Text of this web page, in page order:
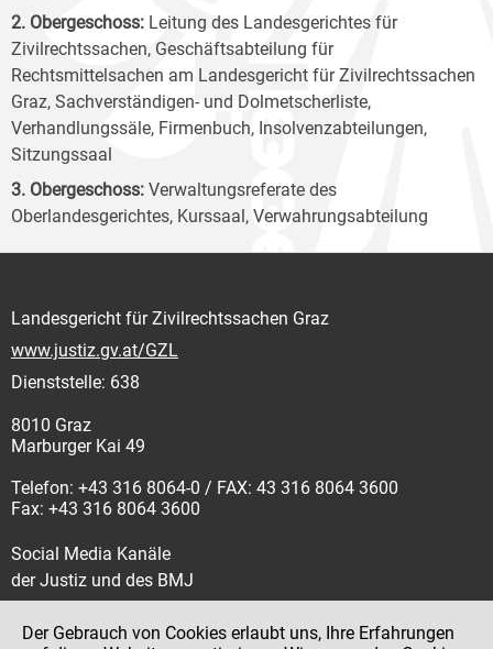
2. Obergeschoss: Leitung des Landesgerichtes für
Zivilrechtssachen, Geschäftsabteilung für
Rechtsmittelsachen am Landesgericht für Zivilrechtssachen
Graz, Sachverständigen- und Dolmetscherliste,
Verhandlungssäle, Firmenbuch, Insolvenzabteilungen,
Sitzungssaal
3. Obergeschoss: Verwaltungsreferate des
Oberlandesgerichtes, Kurssaal, Verwahrungsabteilung
Landesgericht für Zivilrechtssachen Graz
www.justiz.gv.at/GZL
Dienststelle: 638
8010 Graz
Marburger Kai 49
Telefon: +43 316 8064-0 / FAX: 43 316 8064 3600
Fax: +43 316 8064 3600
Social Media Kanäle
der Justiz und des BMJ
Der Gebrauch von Cookies erlaubt uns, Ihre Erfahrungen